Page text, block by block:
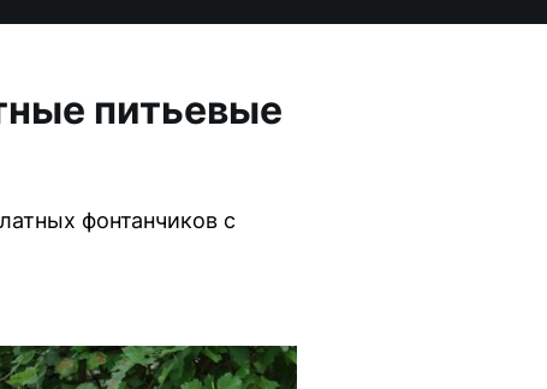
питьевые
фонтанчиков с